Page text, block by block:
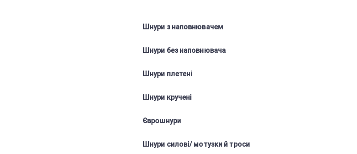
Шнури з наповнювачем
Шнури без наповнювача
Шнури плетені
Шнури кручені
Єврошнури
Шнури силові/ мотузки й троси